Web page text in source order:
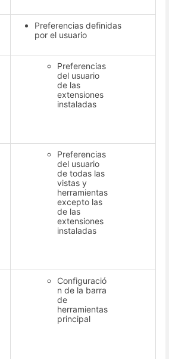
Preferencias definidas
por el usuario
Preferencias
del usuario
de las
extensiones
instaladas
Preferencias
del usuario
de todas las
vistas y
herramientas
excepto las
de las
extensiones
instaladas
Configuració
n de la barra
de
herramientas
principal